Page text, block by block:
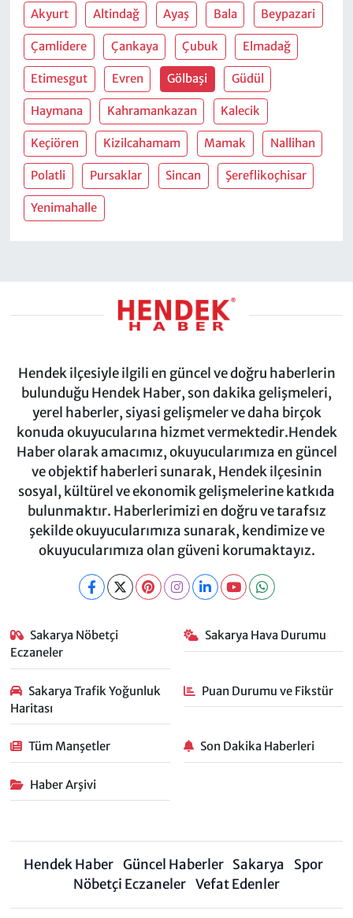
Akyurt Altindağ Ayaş Bala Beypazari
Çamlidere Çankaya Çubuk Elmadağ
Etimesgut Evren Gölbaşi Güdül
Haymana Kahramankazan Kalecik
Keçiören Kizilcahamam Mamak Nallihan
Polatli Pursaklar Sincan Şereflikoçhisar
Yenimahalle
Hendek ilçesiyle ilgili en güncel ve doğru haberlerin
bulunduğu Hendek Haber, son dakika gelişmeleri,
yerel haberler, siyasi gelişmeler ve daha birçok
konuda okuyucularına hizmet vermektedir.Hendek
Haber olarak amacımız, okuyucularımıza en güncel
ve objektif haberleri sunarak, Hendek ilçesinin
sosyal, kültürel ve ekonomik gelişmelerine katkıda
bulunmaktır. Haberlerimizi en doğru ve tarafsız
şekilde okuyucularımıza sunarak, kendimize ve
okuyucularımıza olan güveni korumaktayız.
Sakarya Nöbetçi
Eczaneler
Sakarya Hava Durumu
Sakarya Trafik Yoğunluk
Haritası
Puan Durumu ve Fikstür
Tüm Manşetler Son Dakika Haberleri
Haber Arşivi
Hendek Haber Güncel Haberler Sakarya
Spor
Nöbetçi Eczaneler Vefat Edenler